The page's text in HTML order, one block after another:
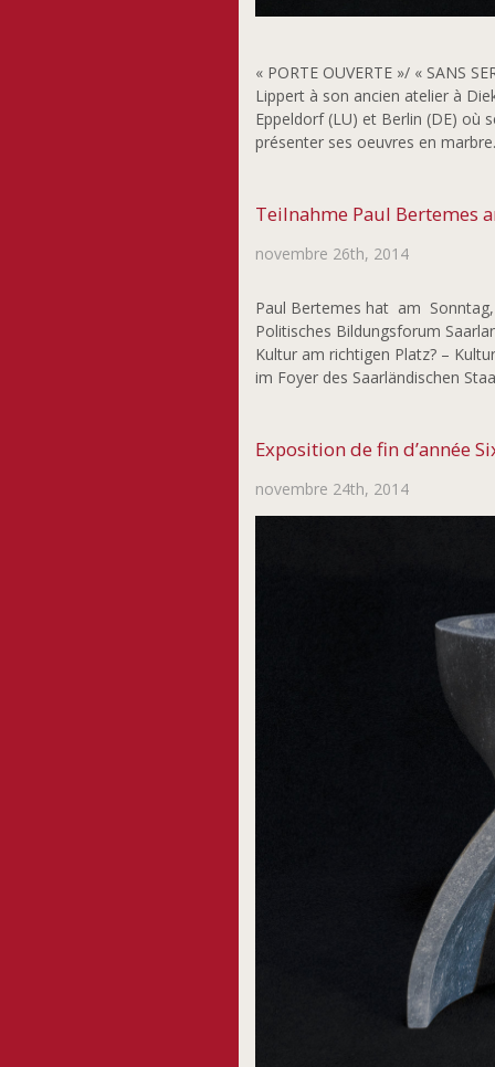
« PORTE OUVERTE »/ « SANS
Lippert à son ancien atelier à
Eppeldorf (LU) et Berlin (DE) où
présenter ses oeuvres en
Teilnahme Paul Bertemes
novembre 26th, 2014
Paul Bertemes hat am
Politisches Bildungsforum
Kultur am richtigen Platz? –
im Foyer des Saarländischen
Exposition de fin d’année
novembre 24th, 2014